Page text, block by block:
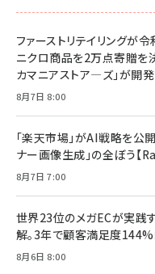
ファーストリテイリングが
ニクロ商品を2万点寄贈を
カマニアストア―ズ」が開発
8月7日 8:00
「楽天市場」がAI戦略を公開
ナー画像生成」の全ぼう
8月7日 7:00
世界23位のメガECが実践
解。3年で顧客満足度
8月6日 8:00